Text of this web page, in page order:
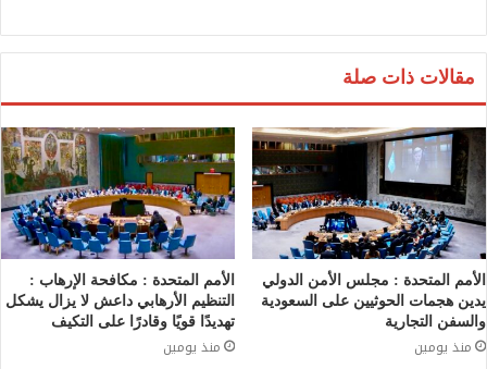
مقالات ذات صلة
الأمم المتحدة : مجلس الأمن الدولي
يدين هجمات الحوثيين على السعودية
والسفن التجارية
منذ يومين
الأمم المتحدة : مكافحة الإرهاب :
التنظيم الأرهابي داعش لا يزال يشكل
تهديدًا قويًا وقادرًا على التكيف
منذ يومين